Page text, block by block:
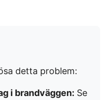
detta problem:
i brandväggen: Se